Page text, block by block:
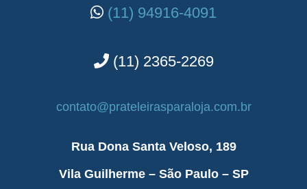
(11) 94916-4091
(11) 2365-2269
contato@prateleirasparaloja.com.br
Rua Dona Santa Veloso, 189
Vila Guilherme – São Paulo – SP